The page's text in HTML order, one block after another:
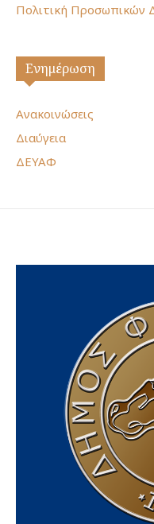
Πολιτική Προσωπικών
Ενημέρωση
Ανακοινώσεις
Διαύγεια
ΔΕΥΑΦ